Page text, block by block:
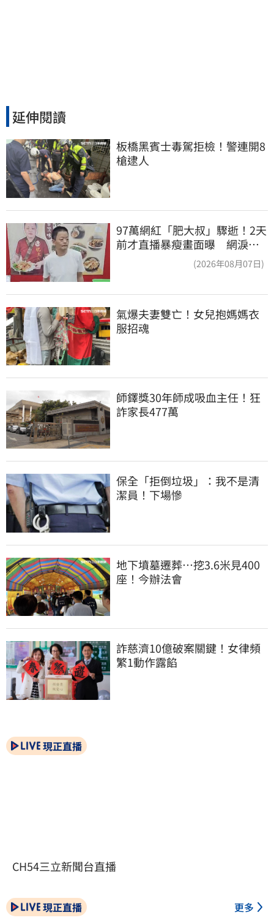
延伸閱讀
板橋黑賓士毒駕拒檢！警連開8
槍逮人
97萬網紅「肥大叔」驟逝！2天
前才直播暴瘦畫面曝 網淚
(2026年08月07日)
氣爆夫妻雙亡！女兒抱媽媽衣
服招魂
師鐸獎30年師成吸血主任！狂
詐家長477萬
保全「拒倒垃圾」：我不是清
潔員！下場慘
地下墳墓遷葬…挖3.6米見400
座！今辦法會
詐慈濟10億破案關鍵！女律頻
繁1動作露餡
現正直播
CH54三立新聞台直播
現正直播 更多